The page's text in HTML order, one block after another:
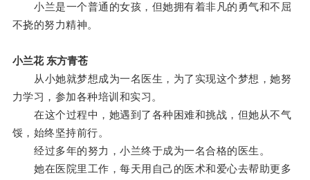
小兰是一个普通的女孩，但她拥有着非凡的勇气和不屈
不挠的努力精神。
小兰花 东方青苍
从小她就梦想成为一名医生，为了实现这个梦想，她努
力学习，参加各种培训和实习。
在这个过程中，她遇到了各种困难和挑战，但她从不气
馁，始终坚持前行。
经过多年的努力，小兰终于成为一名合格的医生。
她在医院里工作，每天用自己的医术和爱心去帮助更多